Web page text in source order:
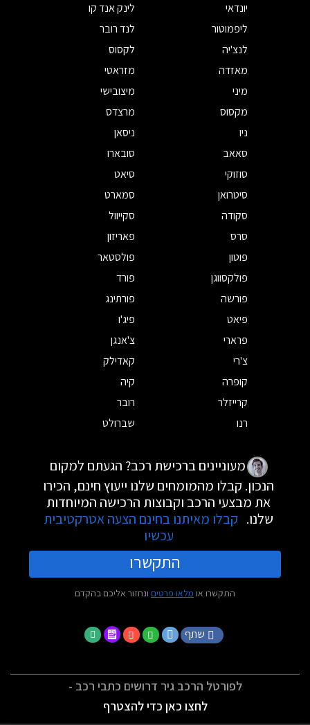
יונדאי
לינק אנד קו
ליפמוטור
לנד רובר
לנצ'יה
לקסוס
מאזדה
מזראטי
מיני
מיצובישי
מקסוס
מרצדס
ניו
ניסאן
סאאב
סובארו
סוזוקי
סיאט
סיטרואן
סמארט
סקודה
סקייוול
סרס
פאריזון
פוטון
פולסטאר
פולקסווגן
פורד
פורשה
פורתינג
פיאט
פיג'ו
פרארי
צ'אנגן
צ'רי
קאדילק
קופרה
קיה
קרייזלר
רובר
רנו
שברולט
מעוניינים ברכישת רכב? הגעתם למקום
הנכון. קבלו מהמומחים שלנו ייעוץ חינם, הכירו
את מבצעי הרכב וקבוצות הרכישה המיוחדות
שלנו. קבלו מאיתנו בחינם הצעה אטרקטיבית
עכשיו
התקשרו
התקשרו או מלאו פרטים ונחזור אליכם בהקדם
שתף
לפורטל הרכב גיר דרושים כתבי רכב -
לחצו כאן כדי להצטרף